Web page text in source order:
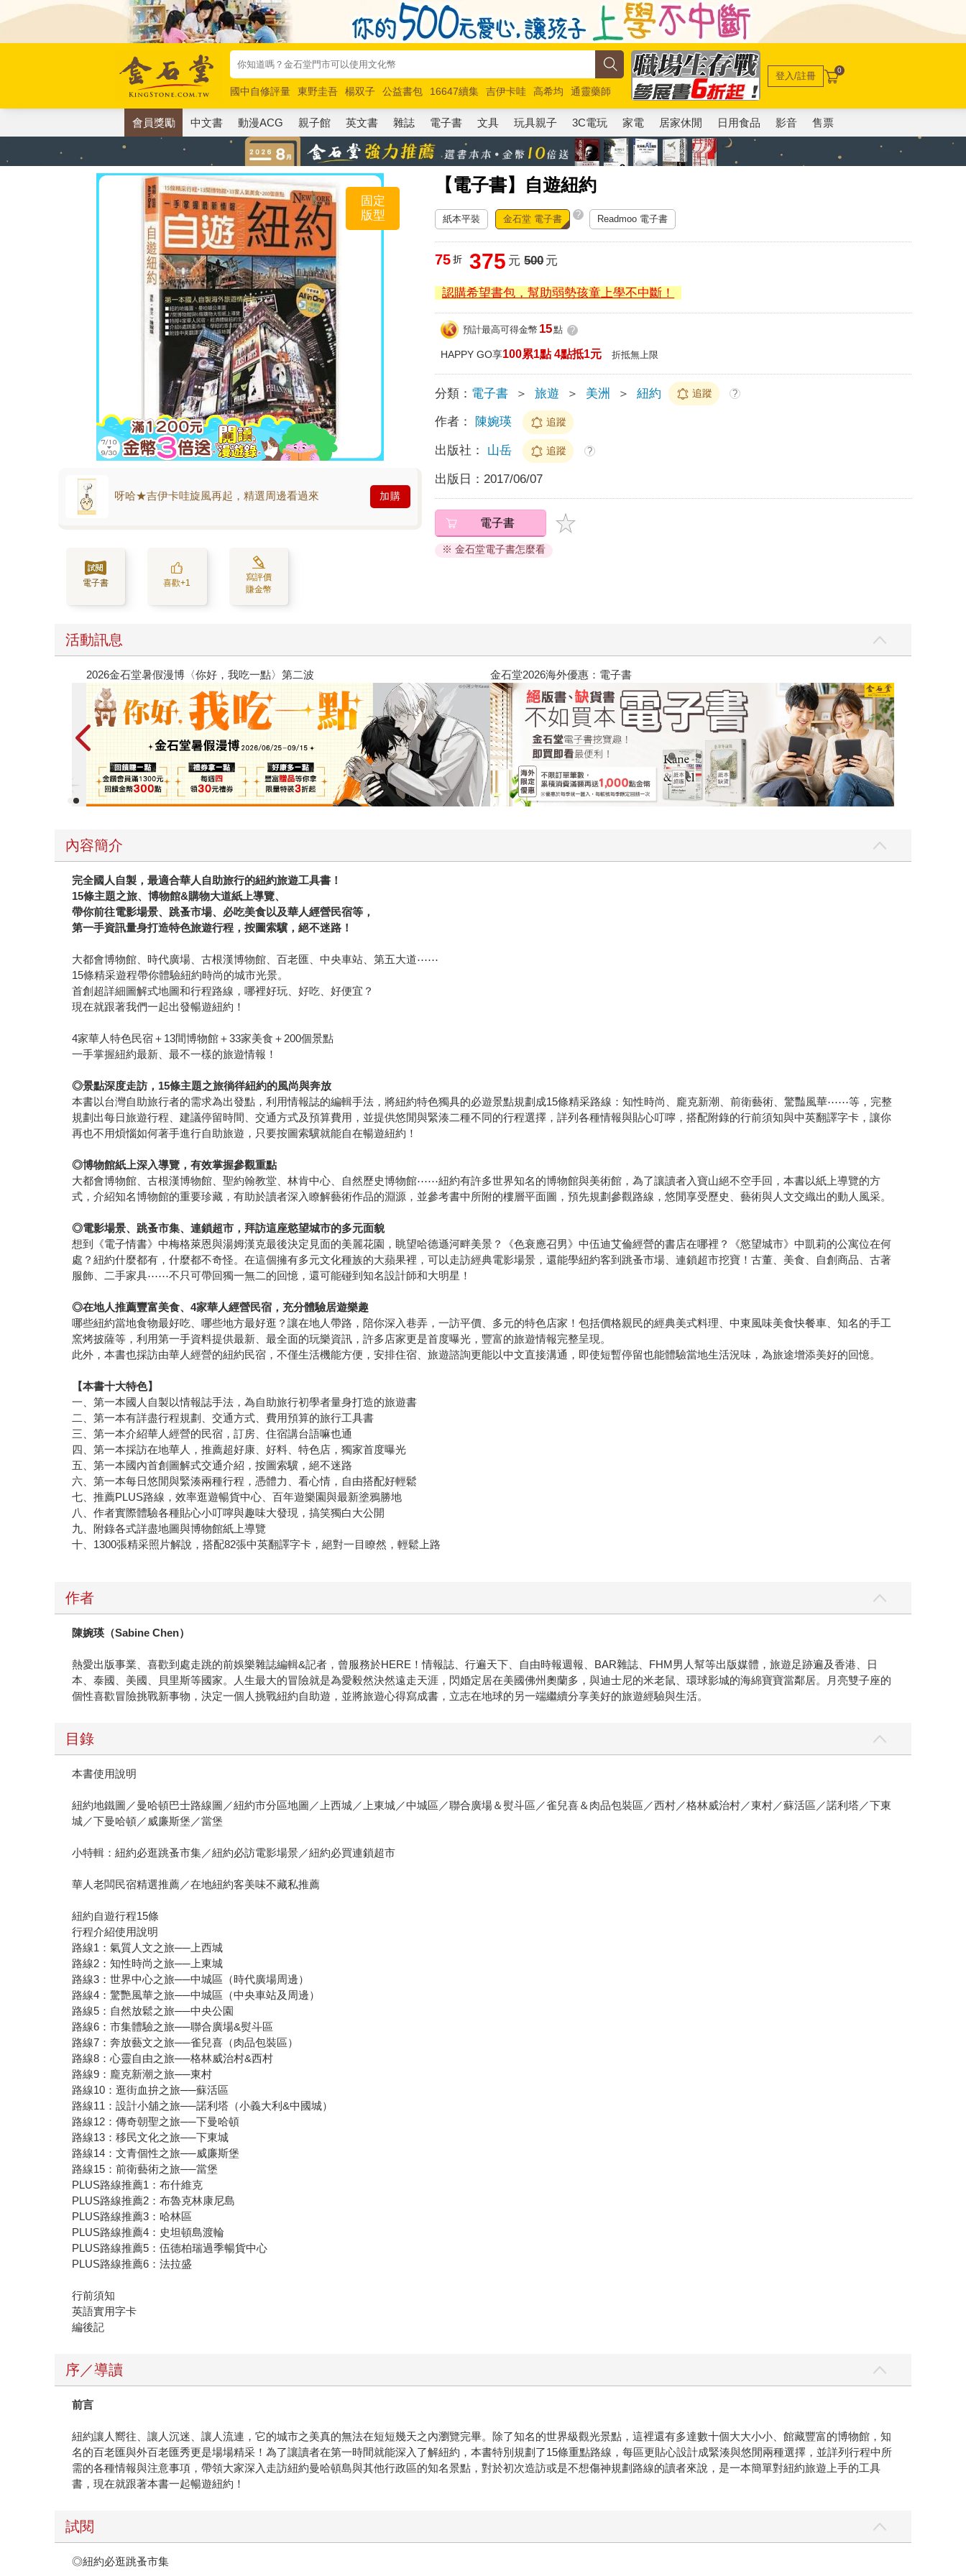
國中自修評量 東野圭吾 楊双子 公益書包 16647續集 吉伊卡哇 高希均
通靈藥師
唯紅花綻放
奧德賽 路邊攤新作 馬斯克 玩具總動員5 超慢跑
登入/註冊 0
會員獎勵 中文書 動漫ACG 親子館 英文書 雜誌 電子書 文具 玩具親子 3C電玩 家電 居家休閒 日用食品 影音 售票
【電子書】自遊紐約
固定
版型
呀哈★吉伊卡哇旋風再起，精選周邊看過來 加購
電子書 喜歡+1
寫評價
賺金幣
紙本平裝 金石堂 電子書 ? Readmoo 電子書
75 折 375 元 500元
認購希望書包，幫助弱勢孩童上學不中斷！
預計最高可得金幣 15點 ?
HAPPY GO享100累1點 4點抵1元 折抵無上限
分類： 電子書 ＞ 旅遊 ＞ 美洲 ＞ 紐約 追蹤 ?
作者： 陳婉瑛 追蹤
出版社： 山岳 追蹤 ?
出版日： 2017/06/07
電子書
※ 金石堂電子書怎麼看
活動訊息
春光ｘ奇幻基地｜全書系展 2026金石堂暑假漫博〈你好，我吃一點〉第二波
內容簡介
完全國人自製，最適合華人自助旅行的紐約旅遊工具書！
15條主題之旅、博物館&購物大道紙上導覽、
帶你前往電影場景、跳蚤市場、必吃美食以及華人經營民宿等，
第一手資訊量身打造特色旅遊行程，按圖索驥，絕不迷路！
大都會博物館、時代廣場、古根漢博物館、百老匯、中央車站、第五大道⋯⋯
15條精采遊程帶你體驗紐約時尚的城市光景。
首創超詳細圖解式地圖和行程路線，哪裡好玩、好吃、好便宜？
現在就跟著我們一起出發暢遊紐約！
4家華人特色民宿＋13間博物館＋33家美食＋200個景點
一手掌握紐約最新、最不一樣的旅遊情報！
◎景點深度走訪， 15條主題之旅徜徉紐約的風尚與奔放
本書以台灣自助旅行者的需求為出發點，利用情報誌的編輯手法，將紐約特色獨具的必遊景點規劃成15條精采路線：知性時尚、龐克新潮、前衛藝術、驚豔風華⋯⋯等，完整
規劃出每日旅遊行程、建議停留時間、交通方式及預算費用，並提供悠閒與緊湊二種不同的行程選擇，詳列各種情報與貼心叮嚀，搭配附錄的行前須知與中英翻譯字卡，讓你
再也不用煩惱如何著手進行自助旅遊，只要按圖索驥就能自在暢遊紐約！
◎博物館紙上深入導覽，有效掌握參觀重點
大都會博物館、古根漢博物館、聖約翰教堂、林肯中心、自然歷史博物館⋯⋯紐約有許多世界知名的博物館與美術館，為了讓讀者入寶山絕不空手回，本書以紙上導覽的方
式，介紹知名博物館的重要珍藏，有助於讀者深入瞭解藝術作品的淵源，並參考書中所附的樓層平面圖，預先規劃參觀路線，悠閒享受歷史、藝術與人文交織出的動人風采。
◎電影場景、跳蚤市集、連鎖超市，拜訪這座慾望城市的多元面貌
想到《電子情書》中梅格萊恩與湯姆漢克最後決定見面的美麗花園，眺望哈德遜河畔美景？《色衰應召男》中伍迪艾倫經營的書店在哪裡？《慾望城市》中凱莉的公寓位在何
處？紐約什麼都有，什麼都不奇怪。在這個擁有多元文化種族的大蘋果裡，可以走訪經典電影場景，還能學紐約客到跳蚤市場、連鎖超市挖寶！古董、美食、自創商品、古著
服飾、二手家具⋯⋯不只可帶回獨一無二的回憶，還可能碰到知名設計師和大明星！
◎在地人推薦豐富美食、4家華人經營民宿，充分體驗居遊樂趣
哪些紐約當地食物最好吃、哪些地方最好逛？讓在地人帶路，陪你深入巷弄，一訪平價、多元的特色店家！包括價格親民的經典美式料理、中東風味美食快餐車、知名的手工
窯烤披薩等，利用第一手資料提供最新、最全面的玩樂資訊，許多店家更是首度曝光，豐富的旅遊情報完整呈現。
此外，本書也採訪由華人經營的紐約民宿，不僅生活機能方便，安排住宿、旅遊諮詢更能以中文直接溝通，即使短暫停留也能體驗當地生活況味，為旅途增添美好的回憶。
【本書十大特色】
一、第一本國人自製以情報誌手法，為自助旅行初學者量身打造的旅遊書
二、第一本有詳盡行程規劃、交通方式、費用預算的旅行工具書
三、第一本介紹華人經營的民宿，訂房、住宿講台語嘛也通
四、第一本採訪在地華人，推薦超好康、好料、特色店，獨家首度曝光
五、第一本國內首創圖解式交通介紹，按圖索驥，絕不迷路
六、第一本每日悠閒與緊湊兩種行程，憑體力、看心情，自由搭配好輕鬆
七、推薦PLUS路線，效率逛遊暢貨中心、百年遊樂園與最新塗鴉勝地
八、作者實際體驗各種貼心小叮嚀與趣味大發現，搞笑獨白大公開
九、附錄各式詳盡地圖與博物館紙上導覽
十、1300張精采照片解說，搭配82張中英翻譯字卡，絕對一目瞭然，輕鬆上路
作者
陳婉瑛（Sabine Chen）
熱愛出版事業、喜歡到處走跳的前娛樂雜誌編輯&記者，曾服務於HERE！情報誌、行遍天下、自由時報週報、BAR雜誌、FHM男人幫等出版媒體，旅遊足跡遍及香港、日
本、泰國、美國、貝里斯等國家。人生最大的冒險就是為愛毅然決然遠走天涯，閃婚定居在美國佛州奧蘭多，與迪士尼的米老鼠、環球影城的海綿寶寶當鄰居。月亮雙子座的
個性喜歡冒險挑戰新事物，決定一個人挑戰紐約自助遊，並將旅遊心得寫成書，立志在地球的另一端繼續分享美好的旅遊經驗與生活。
目錄
本書使用說明
紐約地鐵圖／曼哈頓巴士路線圖／紐約市分區地圖／上西城／上東城／中城區／聯合廣場＆熨斗區／雀兒喜＆肉品包裝區／西村／格林威治村／東村／蘇活區／諾利塔／下東
城／下曼哈頓／威廉斯堡／當堡
小特輯：紐約必逛跳蚤市集／紐約必訪電影場景／紐約必買連鎖超市
華人老闆民宿精選推薦／在地紐約客美味不藏私推薦
紐約自遊行程15條
行程介紹使用說明
路線1：氣質人文之旅──上西城
路線2：知性時尚之旅──上東城
路線3：世界中心之旅──中城區（時代廣場周邊）
路線4：驚艷風華之旅──中城區（中央車站及周邊）
路線5：自然放鬆之旅──中央公園
路線6：市集體驗之旅──聯合廣場&熨斗區
路線7：奔放藝文之旅──雀兒喜（肉品包裝區）
路線8：心靈自由之旅──格林威治村&西村
路線9：龐克新潮之旅──東村
路線10：逛街血拚之旅──蘇活區
路線11：設計小舖之旅──諾利塔（小義大利&中國城）
路線12：傳奇朝聖之旅──下曼哈頓
路線13：移民文化之旅──下東城
路線14：文青個性之旅──威廉斯堡
路線15：前衛藝術之旅──當堡
PLUS路線推薦1：布什維克
PLUS路線推薦2：布魯克林康尼島
PLUS路線推薦3：哈林區
PLUS路線推薦4：史坦頓島渡輪
PLUS路線推薦5：伍德柏瑞過季暢貨中心
PLUS路線推薦6：法拉盛
行前須知
英語實用字卡
編後記
序／導讀
前言
紐約讓人嚮往、讓人沉迷、讓人流連，它的城市之美真的無法在短短幾天之內瀏覽完畢。除了知名的世界級觀光景點，這裡還有多達數十個大大小小、館藏豐富的博物館，知
名的百老匯與外百老匯秀更是場場精采！為了讓讀者在第一時間就能深入了解紐約，本書特別規劃了15條重點路線，每區更貼心設計成緊湊與悠閒兩種選擇，並詳列行程中所
需的各種情報與注意事項，帶領大家深入走訪紐約曼哈頓島與其他行政區的知名景點，對於初次造訪或是不想傷神規劃路線的讀者來說，是一本簡單對紐約旅遊上手的工具
書，現在就跟著本書一起暢遊紐約！
試閱
◎紐約必逛跳蚤市集